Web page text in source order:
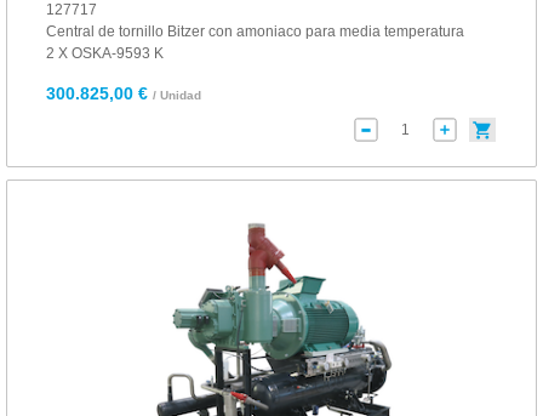
127717
Central de tornillo Bitzer con amoniaco para media temperatura
2 X OSKA-9593 K
300.825,00 € / Unidad